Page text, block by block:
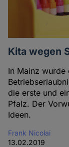
Kita wegen
In Mainz wurde
die erste und
Pfalz. Der
Ideen.
Frank Nicolai
13.02.2019